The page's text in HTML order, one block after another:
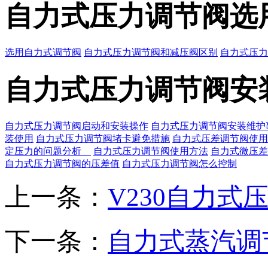
自力式压力调节阀选
选用自力式调节阀 自力式压力调节阀和减压阀区别 自力式压
自力式压力调节阀
自力式压力调节阀启动和安装操作 自力式压力调节阀安装维护
装使用 自力式压力调节阀堵卡避免措施 自力式压差调节阀
定压力的问题分析
自力式压力调节阀使用方法 自力式微压
自力式压力调节阀的压差值 自力式压力调节阀怎么控制
上一条： V230自力式
下一条： 自力式蒸汽